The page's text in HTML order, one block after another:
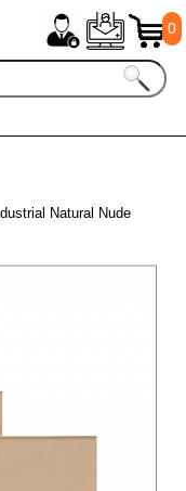
0
Natural Nude